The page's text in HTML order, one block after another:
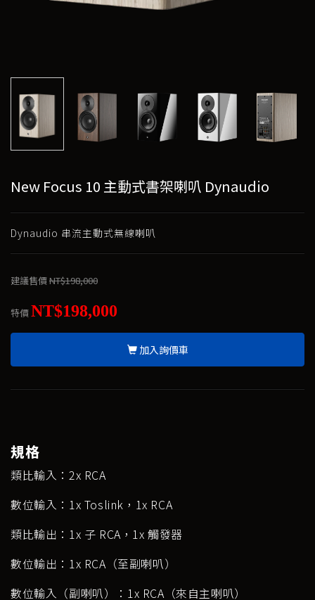
New Focus 10 主動式書架喇叭 Dynaudio
Dynaudio 串流主動式無線喇叭
建議售價NT$198,000
特價NT$198,000
加入詢價車
規格
類比輸入：2x RCA
數位輸入：1x Toslink，1x RCA
類比輸出：1x 子 RCA，1x 觸發器
數位輸出：1x RCA（至副喇叭）
數位輸入（副喇叭）：1x RCA（來自主喇叭）